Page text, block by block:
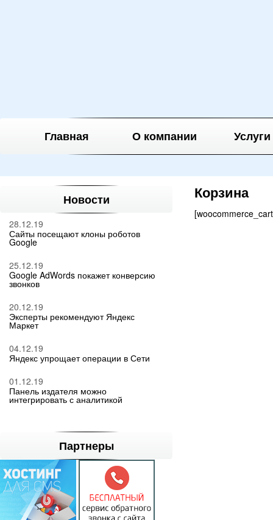
Главная О компании
Корзина
Новости
28.12.19
Сайты посещают клоны роботов
Google
25.12.19
Google AdWords покажет конверсию
звонков
20.12.19
Эксперты рекомендуют Яндекс
Маркет
04.12.19
Яндекс упрощает операции в Сети
01.12.19
Панель издателя можно
интегрировать с аналитикой
Партнеры